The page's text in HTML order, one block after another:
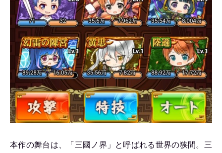
本作の舞台は、「三國ノ界」と呼ばれる世界の狭間。三